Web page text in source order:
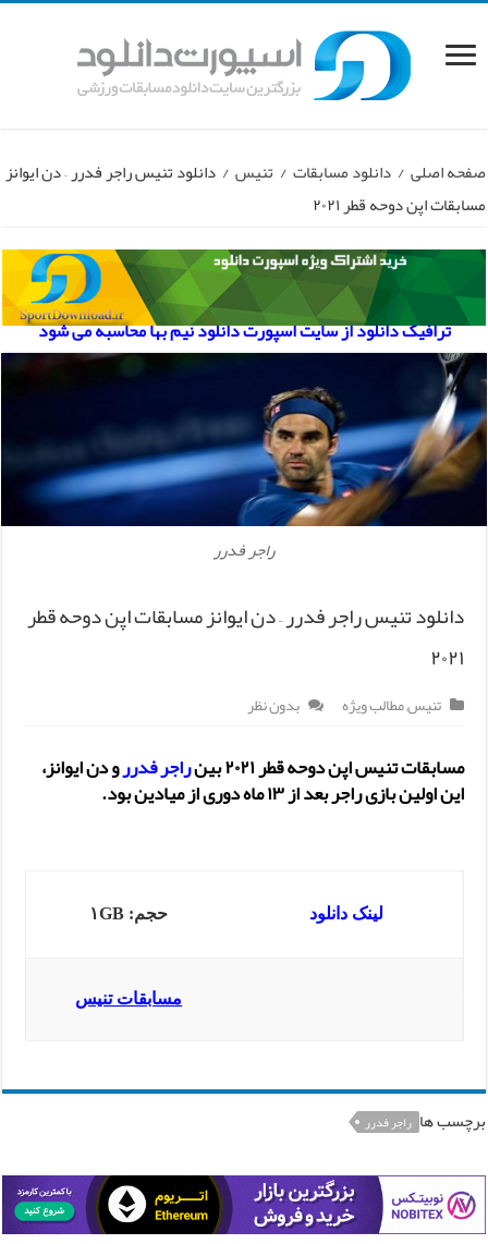
صفحه اصلی / دانلود مسابقات / تنیس / دانلود تنیس راجر فدرر – دن ایوانز
مسابقات اپن دوحه قطر ۲۰۲۱
ترافیک دانلود از سایت اسپورت دانلود نیم بها محاسبه می شود
راجر فدرر
دانلود تنیس راجر فدرر – دن ایوانز مسابقات اپن دوحه قطر
۲۰۲۱
تنیس,مطالب ویژه بدون نظر
مسابقات تنیس اپن دوحه قطر ۲۰۲۱ بین راجر فدررو دن ایوانز،
این اولین بازی راجر بعد از ۱۳ ماه دوری از میادین بود.
لینک دانلود حجم: ۱GB
مسابقات تنیس
برچسب ها راجر فدرر